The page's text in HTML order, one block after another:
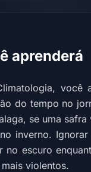
aprenderá
você
do tempo no
se uma
inverno.
no escuro
violentos.